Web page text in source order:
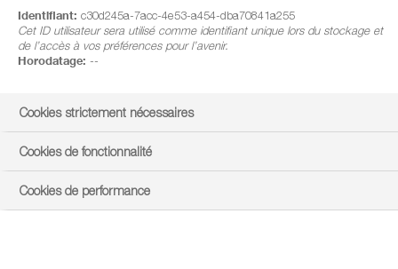
Identifiant: c30d245a-7acc-4e53-a454-dba70841a255
Cet ID utilisateur sera utilisé comme identifiant unique lors du stockage et
de l’accès à vos préférences pour l’avenir.
Horodatage: --
Cookies strictement nécessaires
Cookies de fonctionnalité
Cookies de performance